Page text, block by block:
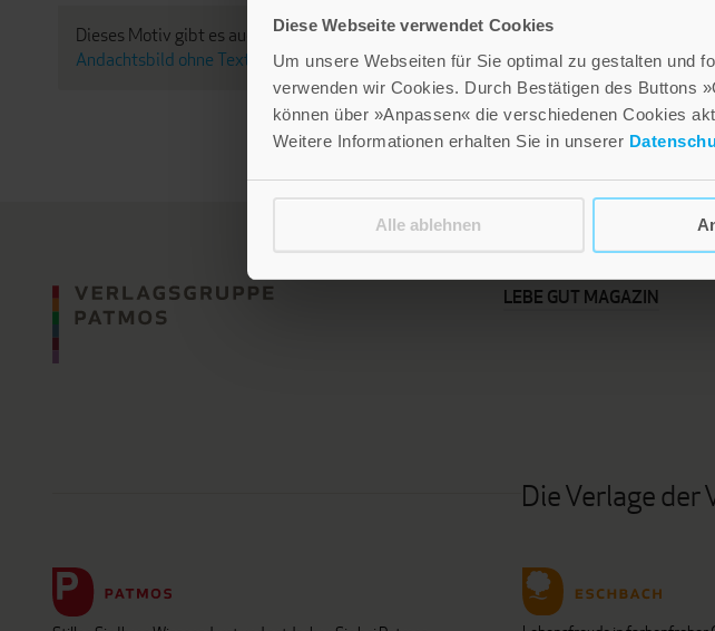
Diese Webseite verwendet Cookies
Um unsere Webseiten für Sie optimal zu gestalten und
verwenden wir Cookies. Durch Bestätigen des Buttons
können über »Anpassen« die verschiedenen Cookies
Weitere Informationen erhalten Sie in unserer
Alle ablehnen
Dieses Motiv gibt es auch als:Andachtsbild mit Text&
Andachtsbild ohne Text
LEBE GUT MAGAZIN
Die Verlage der